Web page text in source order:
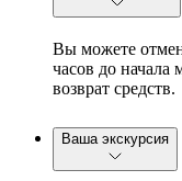
Вы можете
часов до начала
возврат средств.
Ваша экскурсия